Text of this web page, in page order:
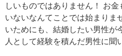
しいものではありません！ お
いないなんてことでは始まりま
いためにも、結婚したい男性が
人として経験を積んだ男性に